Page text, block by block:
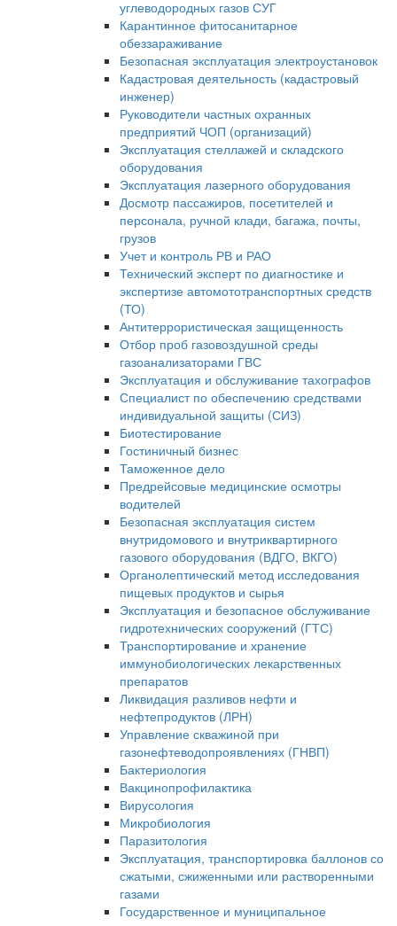
углеводородных газов СУГ
Карантинное фитосанитарное
обеззараживание
Безопасная эксплуатация электроустановок
Кадастровая деятельность (кадастровый
инженер)
Руководители частных охранных
предприятий ЧОП (организаций)
Эксплуатация стеллажей и складского
оборудования
Эксплуатация лазерного оборудования
Досмотр пассажиров, посетителей и
персонала, ручной клади, багажа, почты,
грузов
Учет и контроль РВ и РАО
Технический эксперт по диагностике и
экспертизе автомототранспортных средств
(ТО)
Антитеррористическая защищенность
Отбор проб газовоздушной среды
газоанализаторами ГВС
Эксплуатация и обслуживание тахографов
Специалист по обеспечению средствами
индивидуальной защиты (СИЗ)
Биотестирование
Гостиничный бизнес
Таможенное дело
Предрейсовые медицинские осмотры
водителей
Безопасная эксплуатация систем
внутридомового и внутриквартирного
газового оборудования (ВДГО, ВКГО)
Органолептический метод исследования
пищевых продуктов и сырья
Эксплуатация и безопасное обслуживание
гидротехнических сооружений (ГТС)
Транспортирование и хранение
иммунобиологических лекарственных
препаратов
Ликвидация разливов нефти и
нефтепродуктов (ЛРН)
Управление скважиной при
газонефтеводопроявлениях (ГНВП)
Бактериология
Вакцинопрофилактика
Вирусология
Микробиология
Паразитология
Эксплуатация, транспортировка баллонов со
сжатыми, сжиженными или растворенными
газами
Государственное и муниципальное